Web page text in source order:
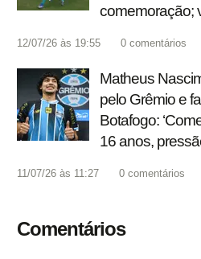
comemoração;
12/07/26 às 19:55 0 comentários
Matheus
pelo Grêmio e
Botafogo:
16 anos,
11/07/26 às 11:27 0 comentários
Comentários